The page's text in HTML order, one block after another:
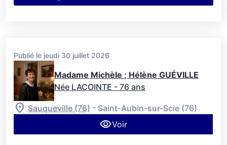
Publié le jeudi 30 juillet 2026
Madame Michèle ; Hélène GUÉVILLE
Née LACOINTE - 76 ans
Sauqueville (76) - Saint-Aubin-sur-Scie (76)
Voir